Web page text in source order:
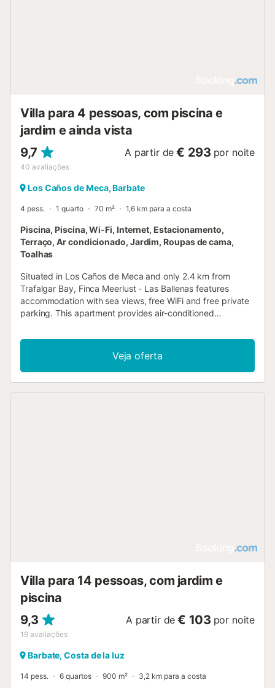
Villa para 4 pessoas, com piscina e
jardim e ainda vista
9,7
40 avaliações
A partir de € 293 por noite
Los Caños de Meca, Barbate
4 pess. 1 quarto 70 m² 1,6 km para a costa
Piscina, Piscina, Wi-Fi, Internet, Estacionamento,
Terraço, Ar condicionado, Jardim, Roupas de cama,
Toalhas
Situated in Los Caños de Meca and only 2.4 km from
Trafalgar Bay, Finca Meerlust - Las Ballenas features
accommodation with sea views, free WiFi and free private
parking. This apartment provides air-conditioned
Veja oferta
Villa para 14 pessoas, com jardim e
piscina
9,3
19 avaliações
A partir de € 103 por noite
Barbate, Costa de la luz
14 pess. 6 quartos 900 m² 3,2 km para a costa